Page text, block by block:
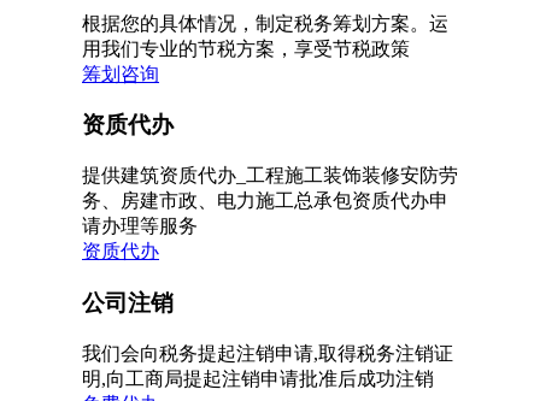
根据您的具体情况，制定税务筹划方案。运
用我们专业的节税方案，享受节税政策
筹划咨询
资质代办
提供建筑资质代办_工程施工装饰装修安防劳
务、房建市政、电力施工总承包资质代办申
请办理等服务
资质代办
公司注销
我们会向税务提起注销申请,取得税务注销证
明,向工商局提起注销申请批准后成功注销